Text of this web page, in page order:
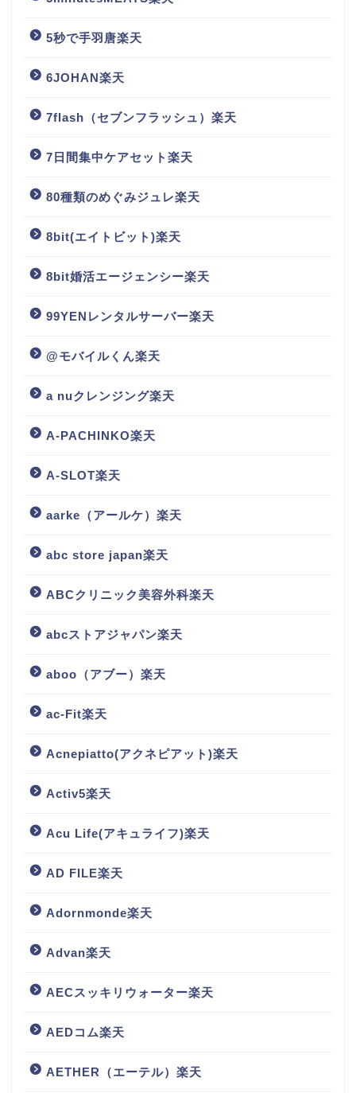
5秒で手羽唐楽天
6JOHAN楽天
7flash（セブンフラッシュ）楽天
7日間集中ケアセット楽天
80種類のめぐみジュレ楽天
8bit(エイトビット)楽天
8bit婚活エージェンシー楽天
99YENレンタルサーバー楽天
@モバイルくん楽天
a nuクレンジング楽天
A-PACHINKO楽天
A-SLOT楽天
aarke（アールケ）楽天
abc store japan楽天
ABCクリニック美容外科楽天
abcストアジャパン楽天
aboo（アブー）楽天
ac-Fit楽天
Acnepiatto(アクネピアット)楽天
Activ5楽天
Acu Life(アキュライフ)楽天
AD FILE楽天
Adornmonde楽天
Advan楽天
AECスッキリウォーター楽天
AEDコム楽天
AETHER（エーテル）楽天